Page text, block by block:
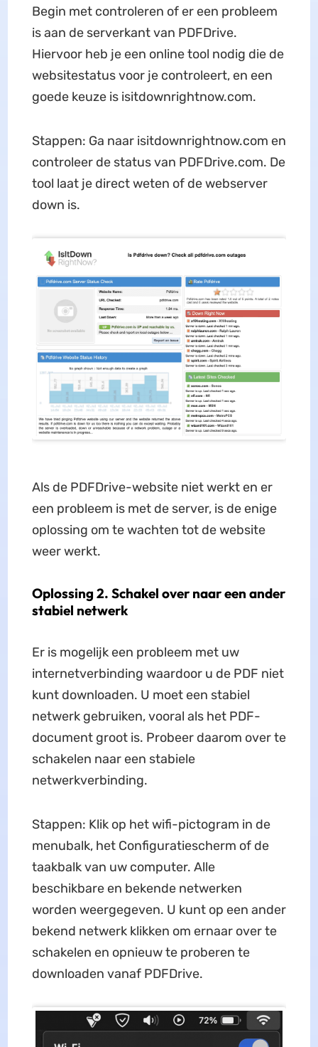
Begin met controleren of er een probleem
is aan de serverkant van PDFDrive.
Hiervoor heb je een online tool nodig die de
websitestatus voor je controleert, en een
goede keuze is isitdownrightnow.com.
Stappen: Ga naar isitdownrightnow.com en
controleer de status van PDFDrive.com. De
tool laat je direct weten of de webserver
down is.
Als de PDFDrive-website niet werkt en er
een probleem is met de server, is de enige
oplossing om te wachten tot de website
weer werkt.
Oplossing 2. Schakel over naar een ander
stabiel netwerk
Er is mogelijk een probleem met uw
internetverbinding waardoor u de PDF niet
kunt downloaden. U moet een stabiel
netwerk gebruiken, vooral als het PDF-
document groot is. Probeer daarom over te
schakelen naar een stabiele
netwerkverbinding.
Stappen: Klik op het wifi-pictogram in de
menubalk, het Configuratiescherm of de
taakbalk van uw computer. Alle
beschikbare en bekende netwerken
worden weergegeven. U kunt op een ander
bekend netwerk klikken om ernaar over te
schakelen en opnieuw te proberen te
downloaden vanaf PDFDrive.